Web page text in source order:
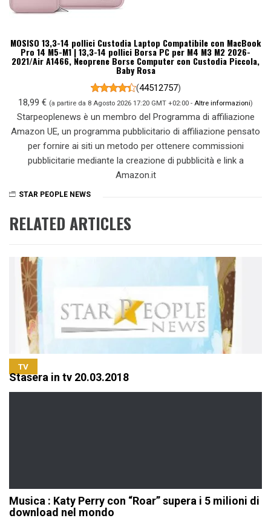
MOSISO 13,3-14 pollici Custodia Laptop Compatibile con MacBook
Pro 14 M5-M1 | 13,3-14 pollici Borsa PC per M4 M3 M2 2026-
2021/Air A1466, Neoprene Borse Computer con Custodia Piccola,
Baby Rosa
(44512757)
18,99 € (a partire da 8 Agosto 2026 17:20 GMT +02:00 - Altre informazioni)
Starpeoplenews è un membro del Programma di affiliazione
Amazon UE, un programma pubblicitario di affiliazione pensato
per fornire ai siti un metodo per ottenere commissioni
pubblicitarie mediante la creazione di pubblicità e link a
Amazon.it
STAR PEOPLE NEWS
RELATED ARTICLES
TV
Stasera in tv 20.03.2018
Musica : Katy Perry con “Roar” supera i 5 milioni di
download nel mondo